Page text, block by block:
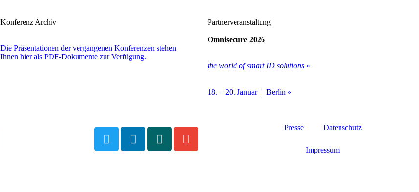
Konferenz Archiv
Die Präsentationen der vergangenen Konferenzen stehen
Ihnen hier als PDF-Dokumente zur Verfügung.
Partnerveranstaltung
Omnisecure 2026
the world of smart ID solutions »
18. – 20. Januar | Berlin »
Presse Datenschutz
Impressum